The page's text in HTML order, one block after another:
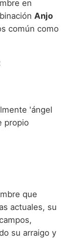
en
Anjo
común como
'ángel
propio
que
actuales, su
su arraigo y